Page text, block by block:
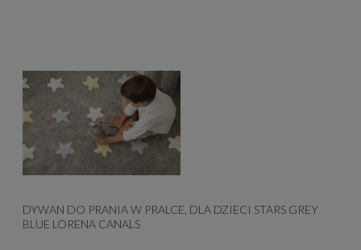
DYWAN DO PRANIA W PRALCE, DLA DZIECI STARS GREY
BLUE LORENA CANALS